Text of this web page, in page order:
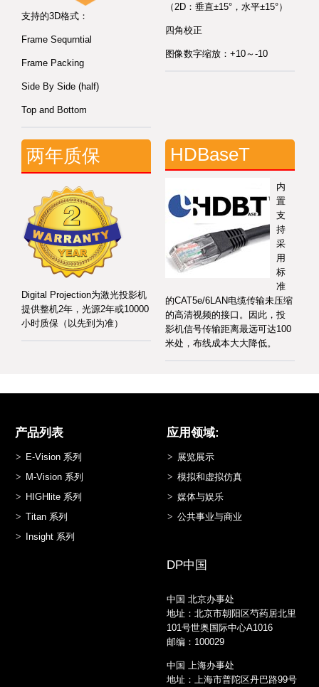
支持的3D格式：
Frame Sequrntial
Frame Packing
Side By Side (half)
Top and Bottom
（2D：垂直±15°，水平±15°）
四角校正
图像数字缩放：+10～-10
两年质保
Digital Projection为激光投影机
提供整机2年，光源2年或10000
小时质保（以先到为准）
HDBaseT
内
置
支
持
采
用
标
准
的CAT5e/6LAN电缆传输未压缩
的高清视频的接口。因此，投
影机信号传输距离最远可达100
米处，布线成本大大降低。
产品列表
E-Vision 系列
M-Vision 系列
HIGHlite 系列
Titan 系列
Insight 系列
应用领域:
展览展示
模拟和虚拟仿真
媒体与娱乐
公共事业与商业
DP中国
中国 北京办事处
地址：北京市朝阳区芍药居北里
101号世奥国际中心A1016
邮编：100029
中国 上海办事处
地址：上海市普陀区丹巴路99号